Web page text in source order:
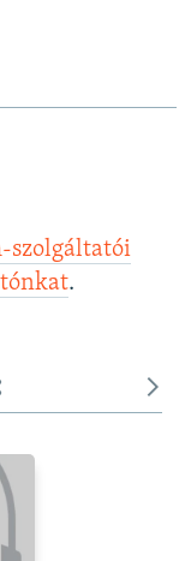
szolgáltatói
.